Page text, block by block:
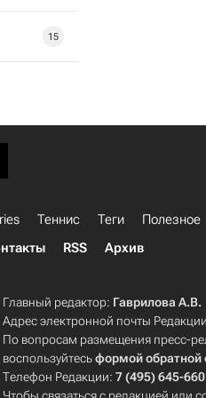
15
Теннис Теги
Полезное
RSS Архив
Главный редактор: Гаврилова А.В.
Адрес электронной почты
По вопросам размещения пресс-
воспользуйтесьформой обратной
Телефон Редакции:7 (495) 645-